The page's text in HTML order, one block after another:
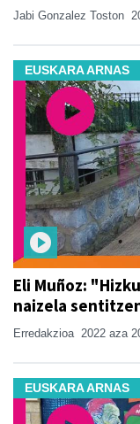
Jabi Gonzalez Toston
EUSKARA ARNAS
Eli Muñoz:
naizela
Erredakzioa 2022 aza
EUSKARA ARNAS